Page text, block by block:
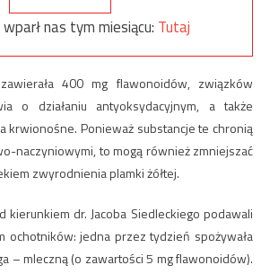
nas tym miesiącu: Tutaj
400 mg flawonoidów, związków
o działaniu antyoksydacyjnym, a także
krwionośne. Ponieważ substancje te chronią
naczyniowymi, to mogą również zmniejszać
zwyrodnienia plamki żółtej.
kierunkiem dr. Jacoba Siedleckiego podawali
ochotników: jedna przez tydzień spożywała
– mleczną (o zawartości 5 mg flawonoidów).